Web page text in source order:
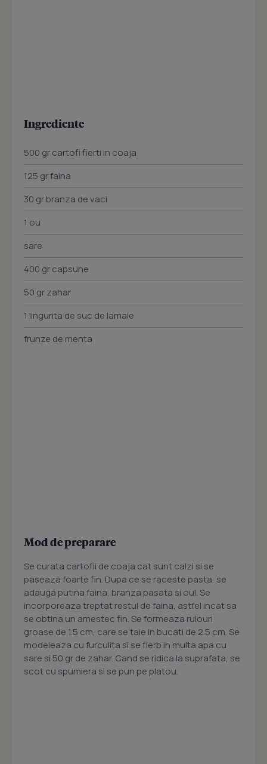
Ingrediente
500 gr cartofi fierti in coaja
125 gr faina
30 gr branza de vaci
1 ou
sare
400 gr capsune
50 gr zahar
1 lingurita de suc de lamaie
frunze de menta
Mod de preparare
Se curata cartofii de coaja cat sunt calzi si se
paseaza foarte fin. Dupa ce se raceste pasta, se
adauga putina faina, branza pasata si oul. Se
incorporeaza treptat restul de faina, astfel incat sa
se obtina un amestec fin. Se formeaza rulouri
groase de 1.5 cm, care se taie in bucati de 2.5 cm. Se
modeleaza cu furculita si se fierb in multa apa cu
sare si 50 gr de zahar. Cand se ridica la suprafata, se
scot cu spumiera si se pun pe platou.